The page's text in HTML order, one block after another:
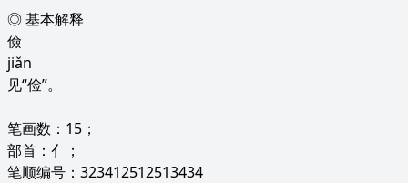
◎ 基本解释
儉
jiǎn
见“俭”。
笔画数：15；
部首：亻；
笔顺编号：323412512513434